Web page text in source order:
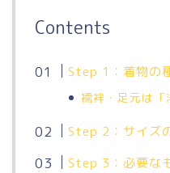
Contents
Step 1：着物の
襦袢・足元は「
Step 2：サイズ
Step 3：必要な